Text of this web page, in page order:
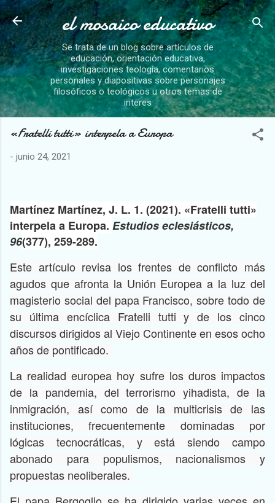
Ir al contenido principal
el mosaico educativo
Se trata de un blog sobre artículos de
educación, orientación educativa,
investigaciones teología, comentarios
personales y diapositivas sobre personajes
filosóficos o teológicos u otros temas de
interes
«Fratelli tutti» interpela a Europa
- junio 24, 2021
Martínez Martínez, J. L. 1. (2021). «Fratelli tutti»
interpela a Europa. Estudios eclesiásticos,
96(377), 259-289.
Este artículo revisa los frentes de conflicto más
agudos que afronta la Unión Europea a la luz del
magisterio social del papa Francisco, sobre todo de
su última encíclica Fratelli tutti y de los cinco
discursos dirigidos al Viejo Continente en esos ocho
años de pontificado.
La realidad europea hoy sufre los duros impactos
de la pandemia, del terrorismo yihadista, de la
inmigración, así como de la multicrisis de las
instituciones, frecuentemente dominadas por
lógicas tecnocráticas, y está siendo campo
abonado para populismos, nacionalismos y
propuestas neoliberales.